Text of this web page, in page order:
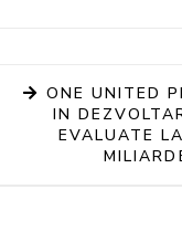
ONE UNITED
IN
EVALUATE